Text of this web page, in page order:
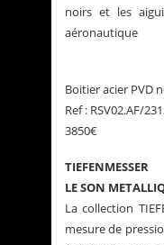
noirs et les
aéronautique
Boitier acier PVD
Ref : RSV02.AF/
3850€
TIEFENMESSER
LE SON
La collection
mesure de